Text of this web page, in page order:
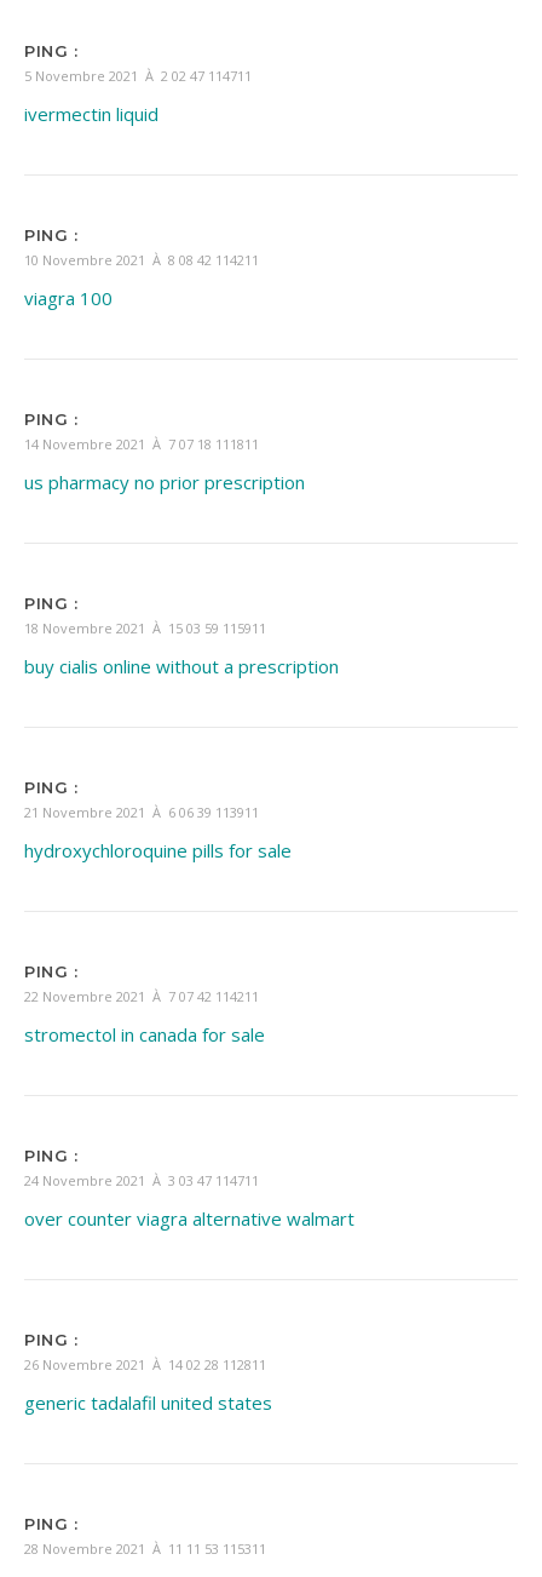
PING :
5 Novembre 2021 À 2 02 47 114711
ivermectin liquid
PING :
10 Novembre 2021 À 8 08 42 114211
viagra 100
PING :
14 Novembre 2021 À 7 07 18 111811
us pharmacy no prior prescription
PING :
18 Novembre 2021 À 15 03 59 115911
buy cialis online without a prescription
PING :
21 Novembre 2021 À 6 06 39 113911
hydroxychloroquine pills for sale
PING :
22 Novembre 2021 À 7 07 42 114211
stromectol in canada for sale
PING :
24 Novembre 2021 À 3 03 47 114711
over counter viagra alternative walmart
PING :
26 Novembre 2021 À 14 02 28 112811
generic tadalafil united states
PING :
28 Novembre 2021 À 11 11 53 115311